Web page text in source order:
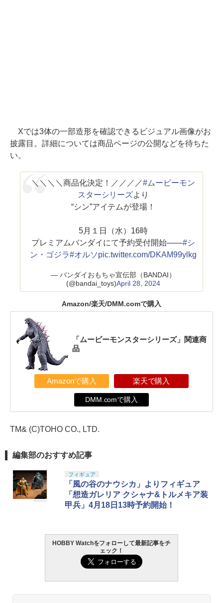
Xでは3体の一部造形を確認できるビジュアル画像がお
披露目。詳細については商品ページの公開などを待ちた
い。
＼＼＼＼商品化決定！／／／／#ムービーモン
スターシリーズより
“シン”アイテムが登場！
5月１日（水）16時
プレミアムバンダイにて予約受付開始——#シ
ン・ゴジラ#オルソpic.twitter.com/DKAM99ylkg
— バンダイおもちゃ宣伝部（BANDAI）
(@bandai_toys)April 28, 2024
Amazon/楽天/DMM.comで購入
「ムービーモンスターシリーズ」関連商
品
Amazonで購入 楽天で購入
DMM.comで購入
TM& (C)TOHO CO., LTD.
編集部のおすすめ記事
フィギュア
「風の谷のナウシカ」よりフィギュア
「想造ガレリア クシャナ&トルメキア装
甲兵」4月18日13時予約開始！
HOBBY Watchをフォローして最新記事をチ
ェック！